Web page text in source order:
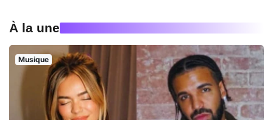
À la une
Musique